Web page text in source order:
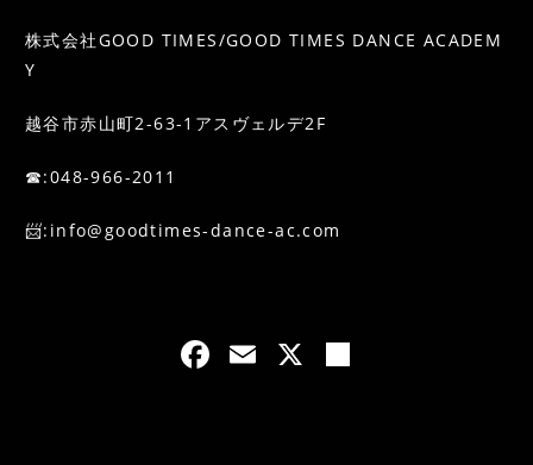
株式会社GOOD TIMES/GOOD TIMES DANCE ACADEM
Y
越谷市赤山町2-63-1アスヴェルデ2F
☎:048-966-2011
📨:info@goodtimes-dance-ac.com
F E X